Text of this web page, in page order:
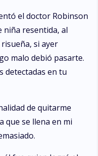
el doctor Robinson
niña resentida, al
si ayer
malo debió pasarte.
detectadas en tu
de quitarme
que se llena en mi